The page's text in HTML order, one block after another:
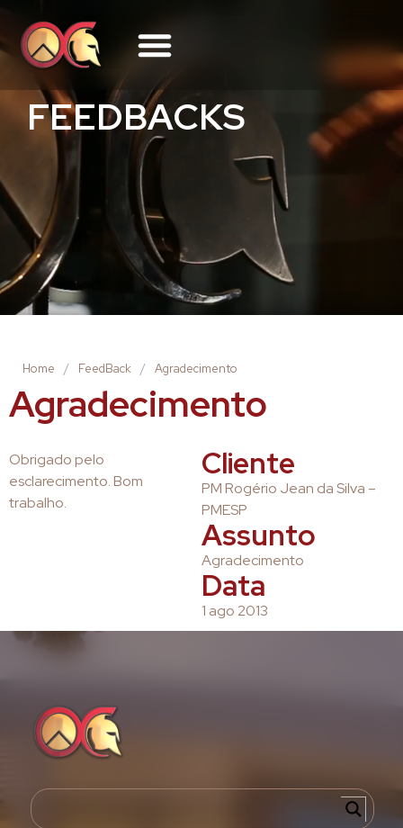
FEEDBACKS
Home / FeedBack / Agradecimento
Agradecimento
Obrigado pelo
esclarecimento. Bom
trabalho.
Cliente
PM Rogério Jean da Silva –
PMESP
Assunto
Agradecimento
Data
1 ago 2013